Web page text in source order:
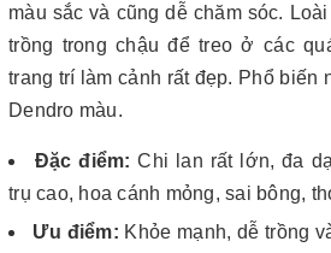
màu sắc và cũng dễ chăm sóc.
trồng trong chậu để treo ở các
trang trí làm cảnh rất đẹp. Phổ biến
Dendro màu.
Đặc điểm: Chi lan rất lớn, đa
trụ cao, hoa cánh mỏng, sai bông,
Ưu điểm: Khỏe mạnh, dễ trồng